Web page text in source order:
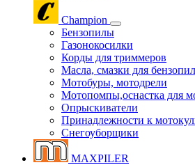
Champion
Бензопилы
Газонокосилки
Корды для триммеров
Масла, смазки для
Мотобуры, мотодрели
Мотопомпы,оснастка для
Опрыскиватели
Принадлежности к
Снегоуборщики
MAXPILER